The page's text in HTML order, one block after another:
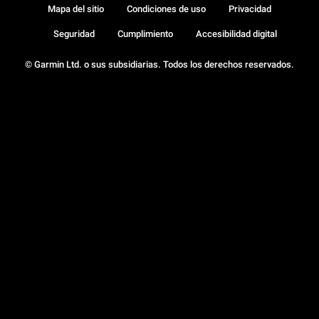
© Garmin Ltd. o sus subsidiarias. Todos los derechos reservados.
Mapa del sitio Condiciones de uso Privacidad
Seguridad Cumplimiento Accesibilidad digital